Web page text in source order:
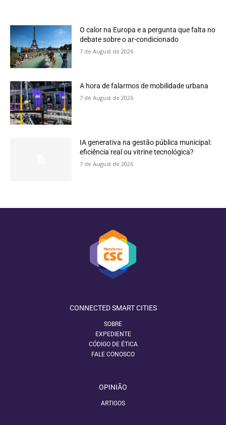
O calor na Europa e a pergunta que falta no
debate sobre o ar-condicionado
7 de August de 2026
A hora de falarmos de mobilidade urbana
7 de August de 2026
IA generativa na gestão pública municipal:
eficiência real ou vitrine tecnológica?
7 de August de 2026
CONNECTED SMART CITIES
SOBRE
EXPEDIENTE
CÓDIGO DE ÉTICA
FALE CONOSCO
OPINIÃO
ARTIGOS